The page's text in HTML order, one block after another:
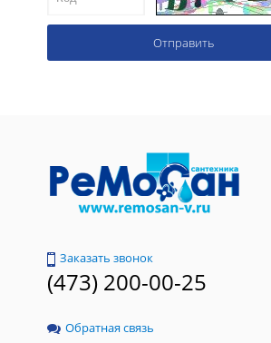
Заказать звонок
(473) 200-00-25
Обратная связь